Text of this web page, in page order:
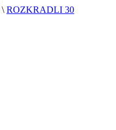
\ ROZKRADLI 30